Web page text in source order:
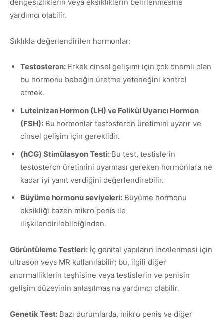
dengesizliklerin veya eksikliklerin belirlenmesine
yardımcı olabilir.
Sıklıkla değerlendirilen hormonlar:
Testosteron: Erkek cinsel gelişimi için çok önemli olan
bu hormonu bebeğin üretme yeteneğini kontrol
etmek.
Luteinizan Hormon (LH) ve Folikül Uyarıcı Hormon
(FSH): Bu hormonlar testosteron üretimini uyarır ve
cinsel gelişim için gereklidir.
(hCG) Stimülasyon Testi: Bu test, testislerin
testosteron üretimini uyarması gereken hormonlara ne
kadar iyi yanıt verdiğini değerlendirebilir.
Büyüme hormonu seviyeleri: Büyüme hormonu
eksikliği bazen mikro penis ile
ilişkilendirilebildiğinden.
Görüntüleme Testleri: İç genital yapıların incelenmesi için
ultrason veya MR kullanılabilir; bu, ilgili diğer
anormalliklerin teşhisine veya testislerin ve penisin
gelişim düzeyinin anlaşılmasına yardımcı olabilir.
Genetik Test: Bazı durumlarda, mikro penis ve diğer